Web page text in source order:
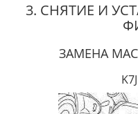
3. СНЯТИЕ И
ЗАМЕНА